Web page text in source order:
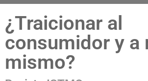
¿Traicionar al
consumidor y a
mismo?